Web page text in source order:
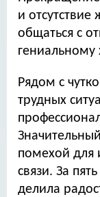
и
общаться с
гениальному
Рядом с
трудных
помехой для
связи. За
делила